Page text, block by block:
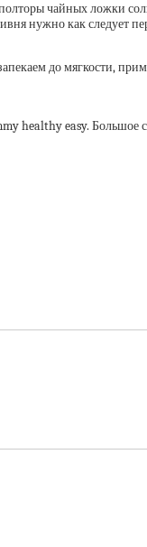
чайных ложки
нужно как следует
до мягкости,
healthy easy. Большое